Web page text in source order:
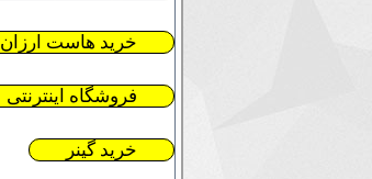
خرید هاست ارزان
فروشگاه اینترنتی
خرید گینر